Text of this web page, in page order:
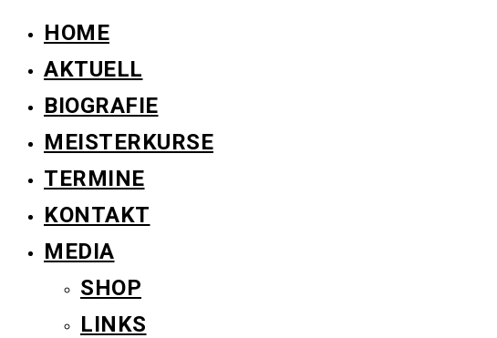
HOME
AKTUELL
BIOGRAFIE
MEISTERKURSE
TERMINE
KONTAKT
MEDIA
SHOP
LINKS